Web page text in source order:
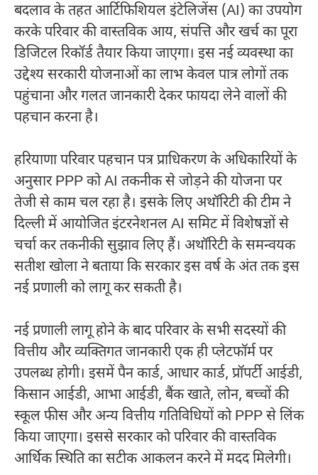
बदलाव के तहत आर्टिफिशियल इंटेलिजेंस (AI) का उपयोग
करके परिवार की वास्तविक आय, संपत्ति और खर्च का पूरा
डिजिटल रिकॉर्ड तैयार किया जाएगा। इस नई व्यवस्था का
उद्देश्य सरकारी योजनाओं का लाभ केवल पात्र लोगों तक
पहुंचाना और गलत जानकारी देकर फायदा लेने वालों की
पहचान करना है।
हरियाणा परिवार पहचान पत्र प्राधिकरणके अधिकारियों के
अनुसार PPP को AI तकनीक से जोड़ने की योजना पर
तेजी से काम चल रहा है। इसके लिए अथॉरिटी की टीम ने
दिल्ली में आयोजित इंटरनेशनल AI समिट में विशेषज्ञों से
चर्चा कर तकनीकी सुझाव लिए हैं। अथॉरिटी के समन्वयक
सतीश खोलाने बताया कि सरकार इस वर्ष के अंत तक इस
नई प्रणाली को लागू कर सकती है।
नई प्रणाली लागू होने के बाद परिवार के सभी सदस्यों की
वित्तीय और व्यक्तिगत जानकारी एक ही प्लेटफॉर्म पर
उपलब्ध होगी। इसमें पैन कार्ड, आधार कार्ड, प्रॉपर्टी आईडी,
किसान आईडी, आभा आईडी, बैंक खाते, लोन, बच्चों की
स्कूल फीस और अन्य वित्तीय गतिविधियों को PPP से लिंक
किया जाएगा। इससे सरकार को परिवार की वास्तविक
आर्थिक स्थिति का सटीक आकलन करने में मदद मिलेगी।